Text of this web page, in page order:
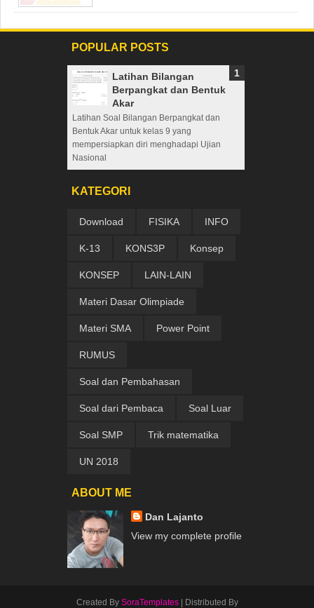
POPULAR POSTS
Latihan Bilangan
Berpangkat dan Bentuk
Akar
Latihan Soal Bilangan Berpangkat dan
Bentuk Akar untuk kelas 9 yang
mempersiapkan diri menghadapi Ujian
Nasional
KATEGORI
Download FISIKA INFO
K-13 KONS3P Konsep
KONSEP LAIN-LAIN
Materi Dasar Olimpiade
Materi SMA Power Point
RUMUS
Soal dan Pembahasan
Soal dari Pembaca Soal Luar
Soal SMP Trik matematika
UN 2018
ABOUT ME
Dan Lajanto
View my complete profile
Created By SoraTemplates| Distributed By